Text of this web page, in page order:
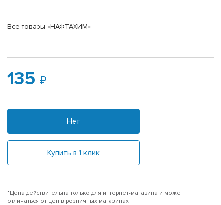
Все товары «НАФТАХИМ»
135
Нет
Купить в 1 клик
*Цена действительна только для интернет-магазина и может
отличаться от цен в розничных магазинах